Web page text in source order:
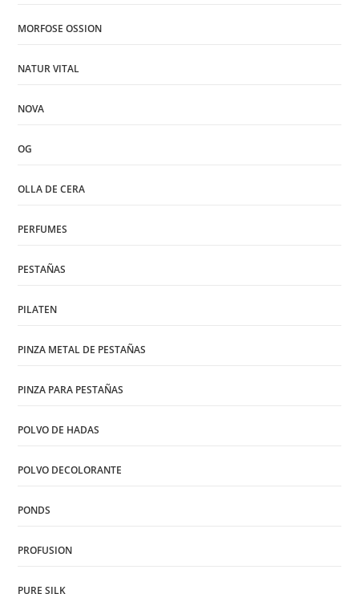
MORFOSE OSSION
NATUR VITAL
NOVA
OG
OLLA DE CERA
PERFUMES
PESTAÑAS
PILATEN
PINZA METAL DE PESTAÑAS
PINZA PARA PESTAÑAS
POLVO DE HADAS
POLVO DECOLORANTE
PONDS
PROFUSION
PURE SILK